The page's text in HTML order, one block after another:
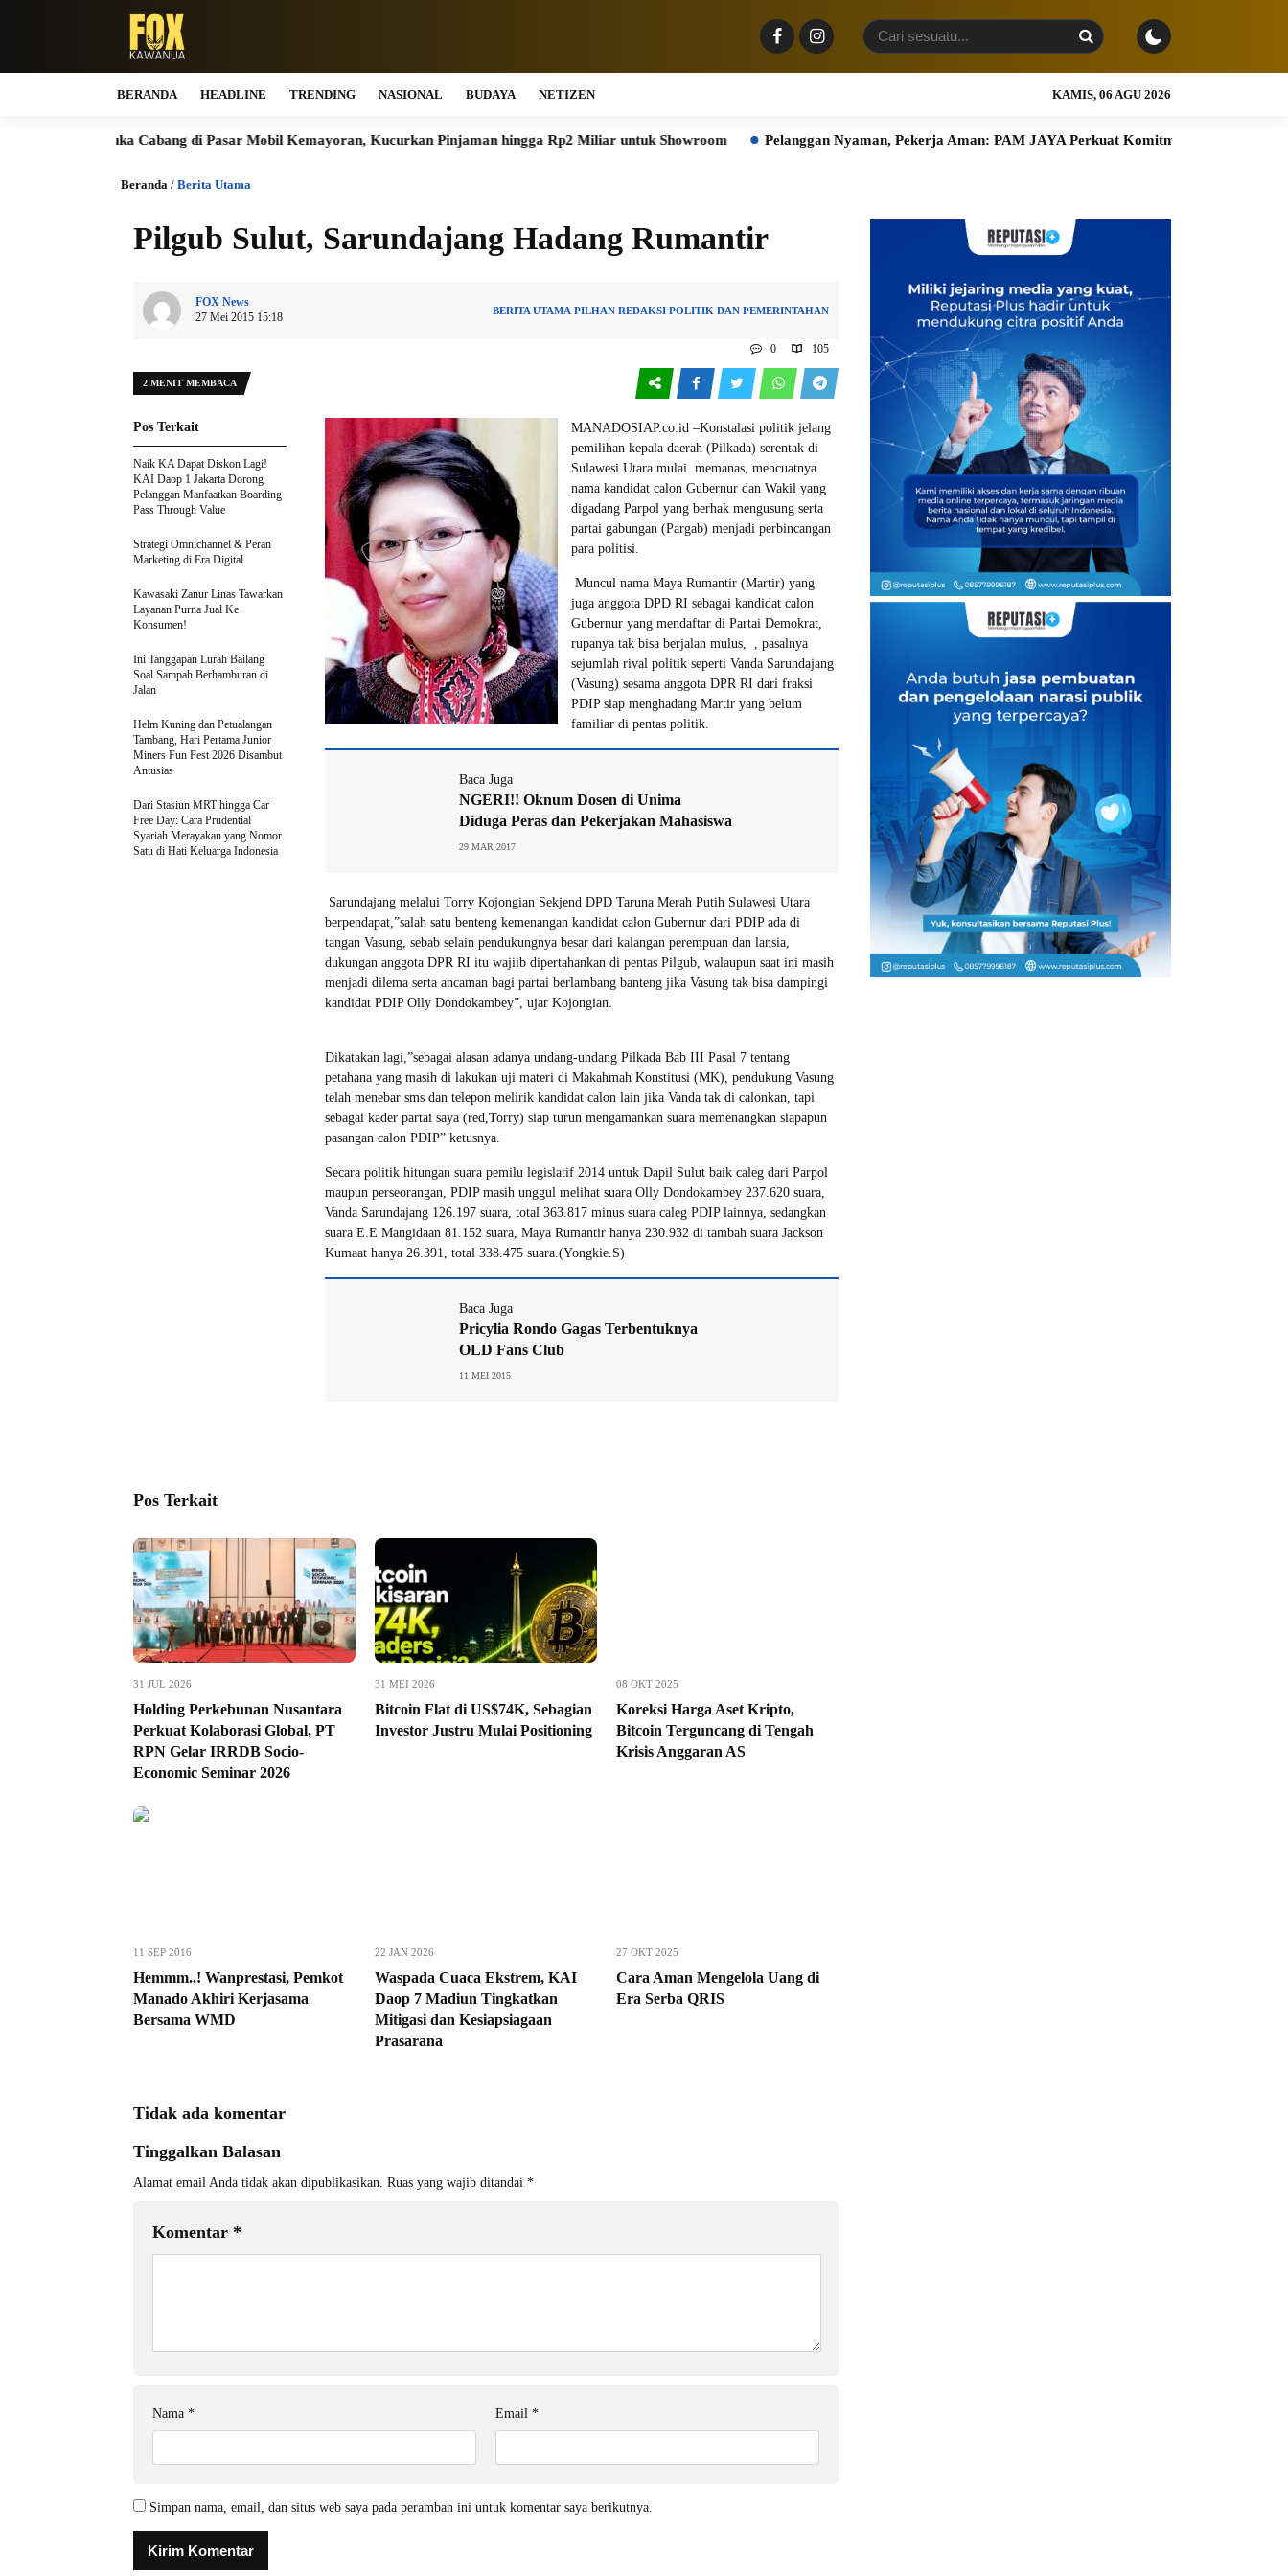
BERANDA HEADLINE TRENDING NASIONAL BUDAYA NETIZEN KAMIS, 06 AGU 2026
Buka Cabang di Pasar Mobil Kemayoran, Kucurkan Pinjaman hingga Rp2 Miliar untuk Showroom Pelanggan Nyaman, Pekerja Aman: PAM JAYA Perkuat Komitmen K3 Bersama Mitra Kerja
Beranda / Berita Utama
Pilgub Sulut, Sarundajang Hadang Rumantir
FOX News
27 Mei 2015 15:18
BERITA UTAMA PILHAN REDAKSI POLITIK DAN PEMERINTAHAN
0 105
2 MENIT MEMBACA
MANADOSIAP.co.id –Konstalasi politik jelang
pemilihan kepala daerah (Pilkada) serentak di
Sulawesi Utara mulai memanas, mencuatnya
nama kandidat calon Gubernur dan Wakil yang
digadang Parpol yang berhak mengusung serta
partai gabungan (Pargab) menjadi perbincangan
para politisi.
Muncul nama Maya Rumantir (Martir) yang
juga anggota DPD RI sebagai kandidat calon
Gubernur yang mendaftar di Partai Demokrat,
rupanya tak bisa berjalan mulus, , pasalnya
sejumlah rival politik seperti Vanda Sarundajang
(Vasung) sesama anggota DPR RI dari fraksi
PDIP siap menghadang Martir yang belum
familiar di pentas politik.
Baca Juga
NGERI!! Oknum Dosen di Unima
Diduga Peras dan Pekerjakan Mahasiswa
29 MAR 2017
Sarundajang melalui Torry Kojongian Sekjend DPD Taruna Merah Putih Sulawesi Utara
berpendapat,”salah satu benteng kemenangan kandidat calon Gubernur dari PDIP ada di
tangan Vasung, sebab selain pendukungnya besar dari kalangan perempuan dan lansia,
dukungan anggota DPR RI itu wajiib dipertahankan di pentas Pilgub, walaupun saat ini masih
menjadi dilema serta ancaman bagi partai berlambang banteng jika Vasung tak bisa dampingi
kandidat PDIP Olly Dondokambey”, ujar Kojongian.
Dikatakan lagi,”sebagai alasan adanya undang-undang Pilkada Bab III Pasal 7 tentang
petahana yang masih di lakukan uji materi di Makahmah Konstitusi (MK), pendukung Vasung
telah menebar sms dan telepon melirik kandidat calon lain jika Vanda tak di calonkan, tapi
sebagai kader partai saya (red,Torry) siap turun mengamankan suara memenangkan siapapun
pasangan calon PDIP” ketusnya.
Secara politik hitungan suara pemilu legislatif 2014 untuk Dapil Sulut baik caleg dari Parpol
maupun perseorangan, PDIP masih unggul melihat suara Olly Dondokambey 237.620 suara,
Vanda Sarundajang 126.197 suara, total 363.817 minus suara caleg PDIP lainnya, sedangkan
suara E.E Mangidaan 81.152 suara, Maya Rumantir hanya 230.932 di tambah suara Jackson
Kumaat hanya 26.391, total 338.475 suara.(Yongkie.S)
Baca Juga
Pricylia Rondo Gagas Terbentuknya
OLD Fans Club
11 MEI 2015
Pos Terkait
Naik KA Dapat Diskon Lagi!
KAI Daop 1 Jakarta Dorong
Pelanggan Manfaatkan Boarding
Pass Through Value
Strategi Omnichannel & Peran
Marketing di Era Digital
Kawasaki Zanur Linas Tawarkan
Layanan Purna Jual Ke
Konsumen!
Ini Tanggapan Lurah Bailang
Soal Sampah Berhamburan di
Jalan
Helm Kuning dan Petualangan
Tambang, Hari Pertama Junior
Miners Fun Fest 2026 Disambut
Antusias
Dari Stasiun MRT hingga Car
Free Day: Cara Prudential
Syariah Merayakan yang Nomor
Satu di Hati Keluarga Indonesia
Pos Terkait
31 JUL 2026
Holding Perkebunan Nusantara
Perkuat Kolaborasi Global, PT
RPN Gelar IRRDB Socio-
Economic Seminar 2026
31 MEI 2026
Bitcoin Flat di US$74K, Sebagian
Investor Justru Mulai Positioning
08 OKT 2025
Koreksi Harga Aset Kripto,
Bitcoin Terguncang di Tengah
Krisis Anggaran AS
11 SEP 2016
Hemmm..! Wanprestasi, Pemkot
Manado Akhiri Kerjasama
Bersama WMD
22 JAN 2026
Waspada Cuaca Ekstrem, KAI
Daop 7 Madiun Tingkatkan
Mitigasi dan Kesiapsiagaan
Prasarana
27 OKT 2025
Cara Aman Mengelola Uang di
Era Serba QRIS
Tidak ada komentar
Tinggalkan Balasan
Alamat email Anda tidak akan dipublikasikan. Ruas yang wajib ditandai *
Komentar *
Nama * Email *
Simpan nama, email, dan situs web saya pada peramban ini untuk komentar saya berikutnya.